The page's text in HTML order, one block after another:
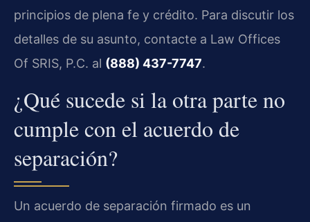
principios de plena fe y crédito. Para discutir los
detalles de su asunto, contacte a Law Offices
Of SRIS, P.C. al (888) 437-7747.
¿Qué sucede si la otra parte no
cumple con el acuerdo de
separación?
Un acuerdo de separación firmado es un